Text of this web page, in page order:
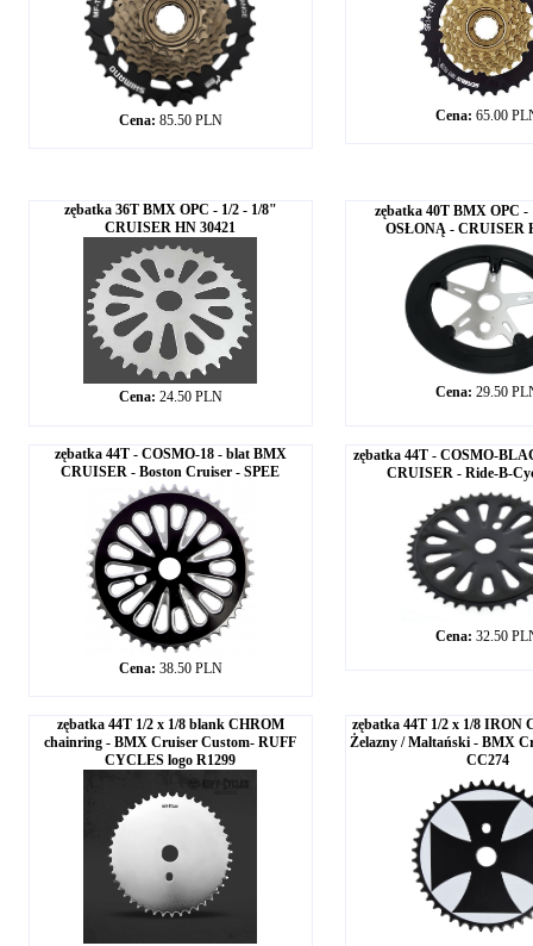
Cena: 85.50 PLN Cena: 65.00
zębatka 36T BMX OPC - 1/2 - 1/8"
CRUISER HN 30421
Cena: 24.50 PLN
zębatka 40T BMX OPC -
OSŁONĄ - CRUISER
Cena: 29.50
zębatka 44T - COSMO-18 - blat BMX
CRUISER - Boston Cruiser - SPEE
Cena: 38.50 PLN
zębatka 44T - COSMO-
CRUISER - Ride-B-
Cena: 32.50
zębatka 44T 1/2 x 1/8 blank CHROM
chainring - BMX Cruiser Custom- RUFF
CYCLES logo R1299
zębatka 44T 1/2 x 1/8 IRON
Żelazny / Maltański - BMX
CC274